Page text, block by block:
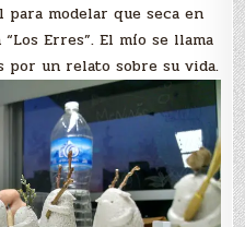
modelar que seca en
Erres”. El mío se llama
por un relato sobre su vida.